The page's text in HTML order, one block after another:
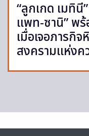
“ลูกเกด เมทินี
แพท-ซานิ” พ
เมื่อเจอภารกิ
สงครามแห่งค